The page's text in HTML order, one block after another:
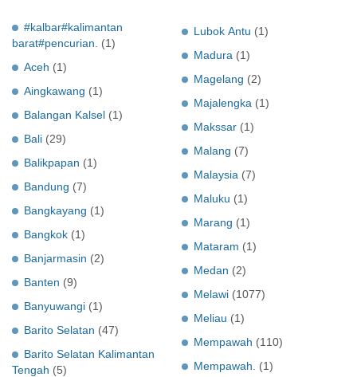
#kalbar#kalimantan
barat#pencurian.
(1)
Aceh (1)
Aingkawang (1)
Balangan Kalsel (1)
Bali (29)
Balikpapan (1)
Bandung (7)
Bangkayang (1)
Bangkok (1)
Banjarmasin (2)
Banten (9)
Banyuwangi (1)
Barito Selatan (47)
Barito Selatan Kalimantan
Tengah (5)
Lubok Antu (1)
Madura (1)
Magelang (2)
Majalengka (1)
Makssar (1)
Malang (7)
Malaysia (7)
Maluku (1)
Marang (1)
Mataram (1)
Medan (2)
Melawi (1077)
Meliau (1)
Mempawah (110)
Mempawah.
(1)